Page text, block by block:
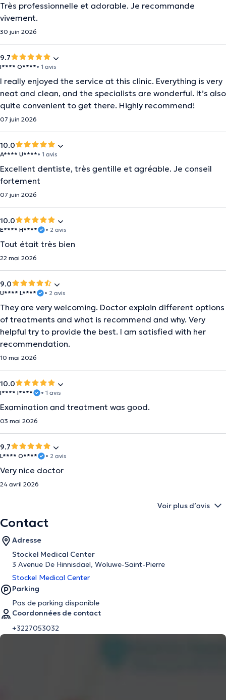
Très professionnelle et adorable. Je recommande
vivement.
30 juin 2026
9.7
I**** O****• 1 avis
I really enjoyed the service at this clinic. Everything is very
neat and clean, and the specialists are wonderful. It’s also
quite convenient to get there. Highly recommend!
07 juin 2026
10.0
A**** U****• 1 avis
Excellent dentiste, très gentille et agréable. Je conseil
fortement
07 juin 2026
10.0
E**** H**** • 2 avis
Tout était très bien
22 mai 2026
9.0
U**** L**** • 2 avis
They are very welcoming. Doctor explain different options
of treatments and what is recommend and why. Very
helpful try to provide the best. I am satisfied with her
recommendation.
10 mai 2026
10.0
I**** I**** • 1 avis
Examination and treatment was good.
03 mai 2026
9.7
L**** O**** • 2 avis
Very nice doctor
24 avril 2026
Voir plus d’avis
Contact
Adresse
Stockel Medical Center
3 Avenue De Hinnisdael, Woluwe-Saint-Pierre
Stockel Medical Center
Parking
Pas de parking disponible
Coordonnées de contact
+3227053032